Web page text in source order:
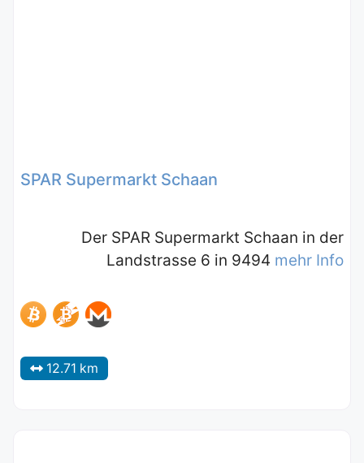
SPAR Supermarkt Schaan
Der SPAR Supermarkt Schaan in der
Landstrasse 6 in 9494 mehr Info
12.71 km